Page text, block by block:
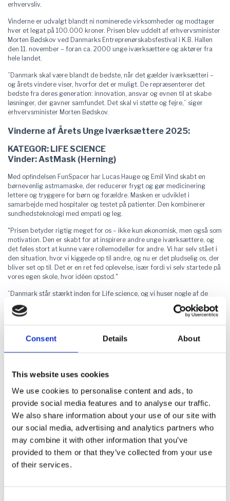
Consent Details About
This website uses cookies
We use cookies to personalise content and ads, to
provide social media features and to analyse our traffic.
We also share information about your use of our site with
our social media, advertising and analytics partners who
may combine it with other information that you’ve
provided to them or that they’ve collected from your use
of their services.
erhvervsliv.
Vinderne er udvalgt blandt ni nominerede virksomheder og modtager
hver et legat på 100.000 kroner. Prisen blev uddelt af erhvervsminister
Morten Bødskov ved Danmarks Entreprenørskabsfestival i K.B. Hallen
den 11. november – foran ca. 2000 unge iværksættere og aktører fra
hele landet.
”Danmark skal være blandt de bedste, når det gælder iværksætteri –
og årets vindere viser, hvorfor det er muligt. De repræsenterer det
bedste fra deres generation: innovation, ansvar og evnen til at skabe
løsninger, der gavner samfundet. Det skal vi støtte og fejre,” siger
erhvervsminister Morten Bødskov.
Vinderne af Årets Unge Iværksættere 2025:
KATEGOR: LIFE SCIENCE
Vinder: AstMask (Herning)
Med opfindelsen FunSpacer har Lucas Hauge og Emil Vind skabt en
børnevenlig astmamaske, der reducerer frygt og gør medicinering
lettere og tryggere for børn og forældre. Masken er udviklet i
samarbejde med hospitaler og testet på patienter. Den kombinerer
sundhedsteknologi med empati og leg.
"Prisen betyder rigtig meget for os – ikke kun økonomisk, men også som
motivation. Den er skabt for at inspirere andre unge iværksættere, og
det føles stort at kunne være rollemodeller for andre. Vi har selv stået i
den situation, hvor vi kiggede op til andre, og nu er det pludselig os, der
bliver set op til. Det er en ret fed oplevelse, især fordi vi selv startede på
vores egen skole, hvor idéen opstod."
”Danmark står stærkt inden for Life science, og vi huser nogle af de
største og mest innovative virksomheder i branchen. Alligevel har
AstMask, demonstreret, at vi stadig har meget mere at byde på. Deres
være med til at holde Danmark i front inden for en branche, der både
KATEGORI: DIVERSITET
Vidner: VerifyID (Odense og København)
De to 19-årige iværksættere Milo Mingolla Kielgast og Yassin Mohamed
Ayoub har udviklet VerifyID – en digital løsning til aldersverificering, som
allerede bruges af en stor del af Danmarks webshops. Løsningen
beskytter unge og hjælper virksomheder med at overholde lovgivning,
samtidig med at den værner om privatlivet.
"Det er en kæmpe fornøjelse, vi er meget glade. Vi havde godt tænkt, at
der var en chance for at vinde, fordi det er gået rigtig godt hele året. Vi